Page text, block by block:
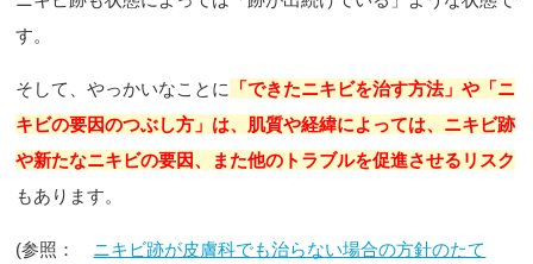
す。
そして、やっかいなことに
「できたニキビを治す方法」や「ニ
キビの要因のつぶし方」は、肌質や経緯によっては、ニキビ跡
や新たなニキビの要因、また他のトラブルを促進させるリスク
もあります。
(参照： ニキビ跡が皮膚科でも治らない場合の方針のたて